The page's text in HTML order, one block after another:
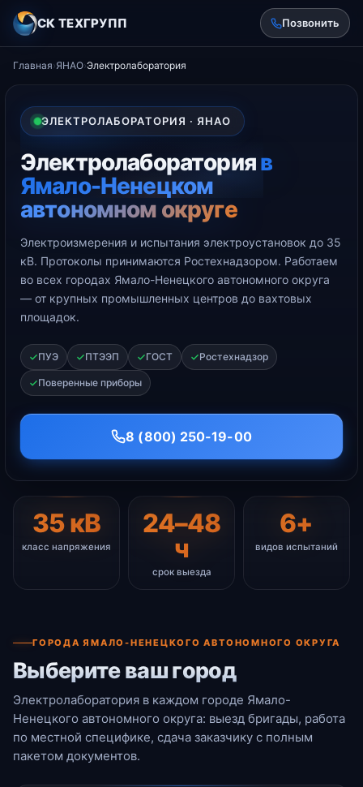
СК ТЕХГРУПП Позвонить
Главная›ЯНАО›Электролаборатория
ЭЛЕКТРОЛАБОРАТОРИЯ · ЯНАО
Электролабораторияв
Ямало-Ненецком
автономном округе
Электроизмерения и испытания электроустановок до 35
кВ. Протоколы принимаются Ростехнадзором. Работаем
во всех городах Ямало-Ненецкого автономного округа
— от крупных промышленных центров до вахтовых
площадок.
ПУЭ ПТЭЭП ГОСТ Ростехнадзор
Поверенные приборы
8 (800) 250-19-00
35 кВ
класс напряжения
24–48
ч
срок выезда
6+
видов испытаний
ГОРОДА ЯМАЛО-НЕНЕЦКОГО АВТОНОМНОГО ОКРУГА
Выберите ваш город
Электролаборатория в каждом городе Ямало-
Ненецкого автономного округа: выезд бригады, работа
по местной специфике, сдача заказчику с полным
пакетом документов.